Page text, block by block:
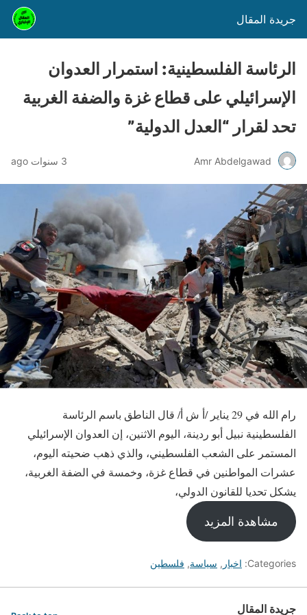
جريدة المقال
الرئاسة الفلسطينية: استمرار العدوان
الإسرائيلي على قطاع غزة والضفة الغربية
تحد لقرار “العدل الدولية”
Amr Abdelgawad 3 سنوات ago
رام الله في 29 يناير /أ ش أ/ قال الناطق باسم الرئاسة
الفلسطينية نبيل أبو ردينة، اليوم الاثنين، إن العدوان الإسرائيلي
المستمر على الشعب الفلسطيني، والذي ذهب ضحيته اليوم،
عشرات المواطنين في قطاع غزة، وخمسة في الضفة الغربية،
يشكل تحديا للقانون الدولي،
مشاهدة المزيد
Categories: اخبار , سياسة, فلسطين
جريدة المقال